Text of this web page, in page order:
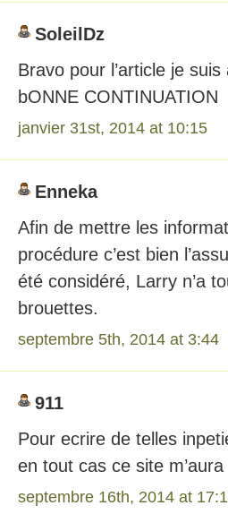
SoleilDz
Bravo pour l’article je
bONNE CONTINUATION
janvier 31st, 2014 at 10:15
Enneka
Afin de mettre les
procédure c’est bien
été considéré, Larry n’a
brouettes.
septembre 5th, 2014 at 3:44
911
Pour ecrire de telles
en tout cas ce site
septembre 16th, 2014 at